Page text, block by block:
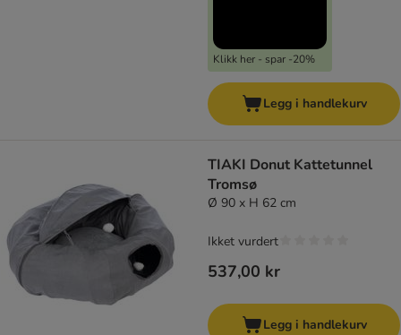
Klikk her - spar -20%
Legg i handlekurv
TIAKI Donut Kattetunnel
Tromsø
Ø 90 x H 62 cm
537,00 kr
Ikket vurdert
Legg i handlekurv